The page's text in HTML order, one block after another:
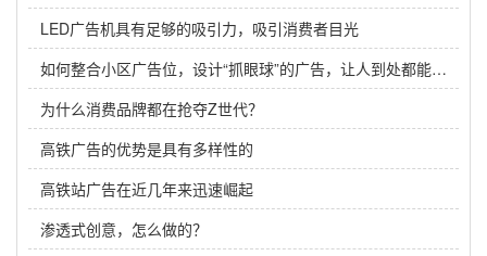
LED广告机具有足够的吸引力，吸引消费者目光
如何整合小区广告位，设计“抓眼球”的广告，让人到处都能看到你
为什么消费品牌都在抢夺Z世代？
高铁广告的优势是具有多样性的
高铁站广告在近几年来迅速崛起
渗透式创意，怎么做的？